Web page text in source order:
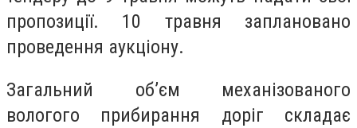
пропозиції. 10 травня заплановано
проведення аукціону.
Загальний об’єм механізованого
вологого прибирання доріг складає